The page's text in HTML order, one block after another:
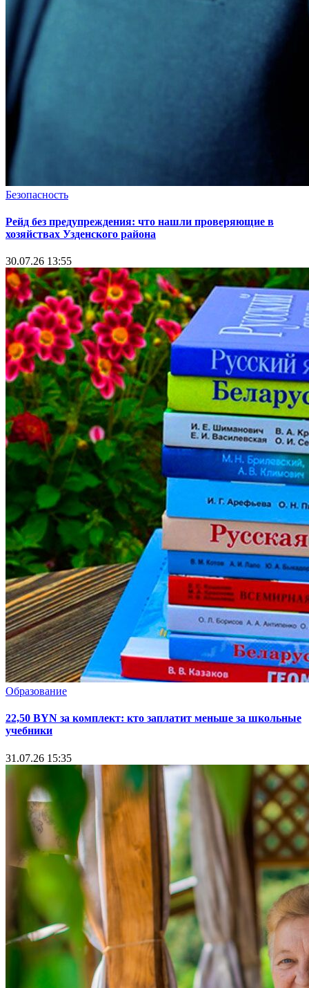
Безопасность
Рейд без предупреждения: что нашли проверяющие в
хозяйствах Узденского района
30.07.26 13:55
Образование
22,50 BYN за комплект: кто заплатит меньше за школьные
учебники
31.07.26 15:35